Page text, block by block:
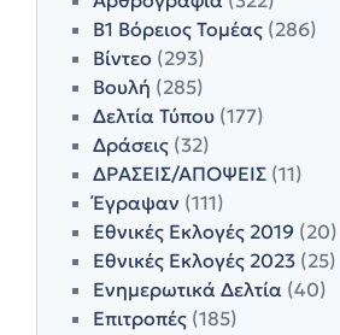
Β1 Βόρειος Τομέας (286)
Βίντεο (293)
Βουλή (285)
Δελτία Τύπου (177)
Δράσεις (32)
ΔΡΑΣΕΙΣ/ΑΠΟΨΕΙΣ (11)
Έγραψαν (111)
Εθνικές Εκλογές 2019 (20)
Εθνικές Εκλογές 2023 (25)
Ενημερωτικά Δελτία (40)
Επιτροπές (185)